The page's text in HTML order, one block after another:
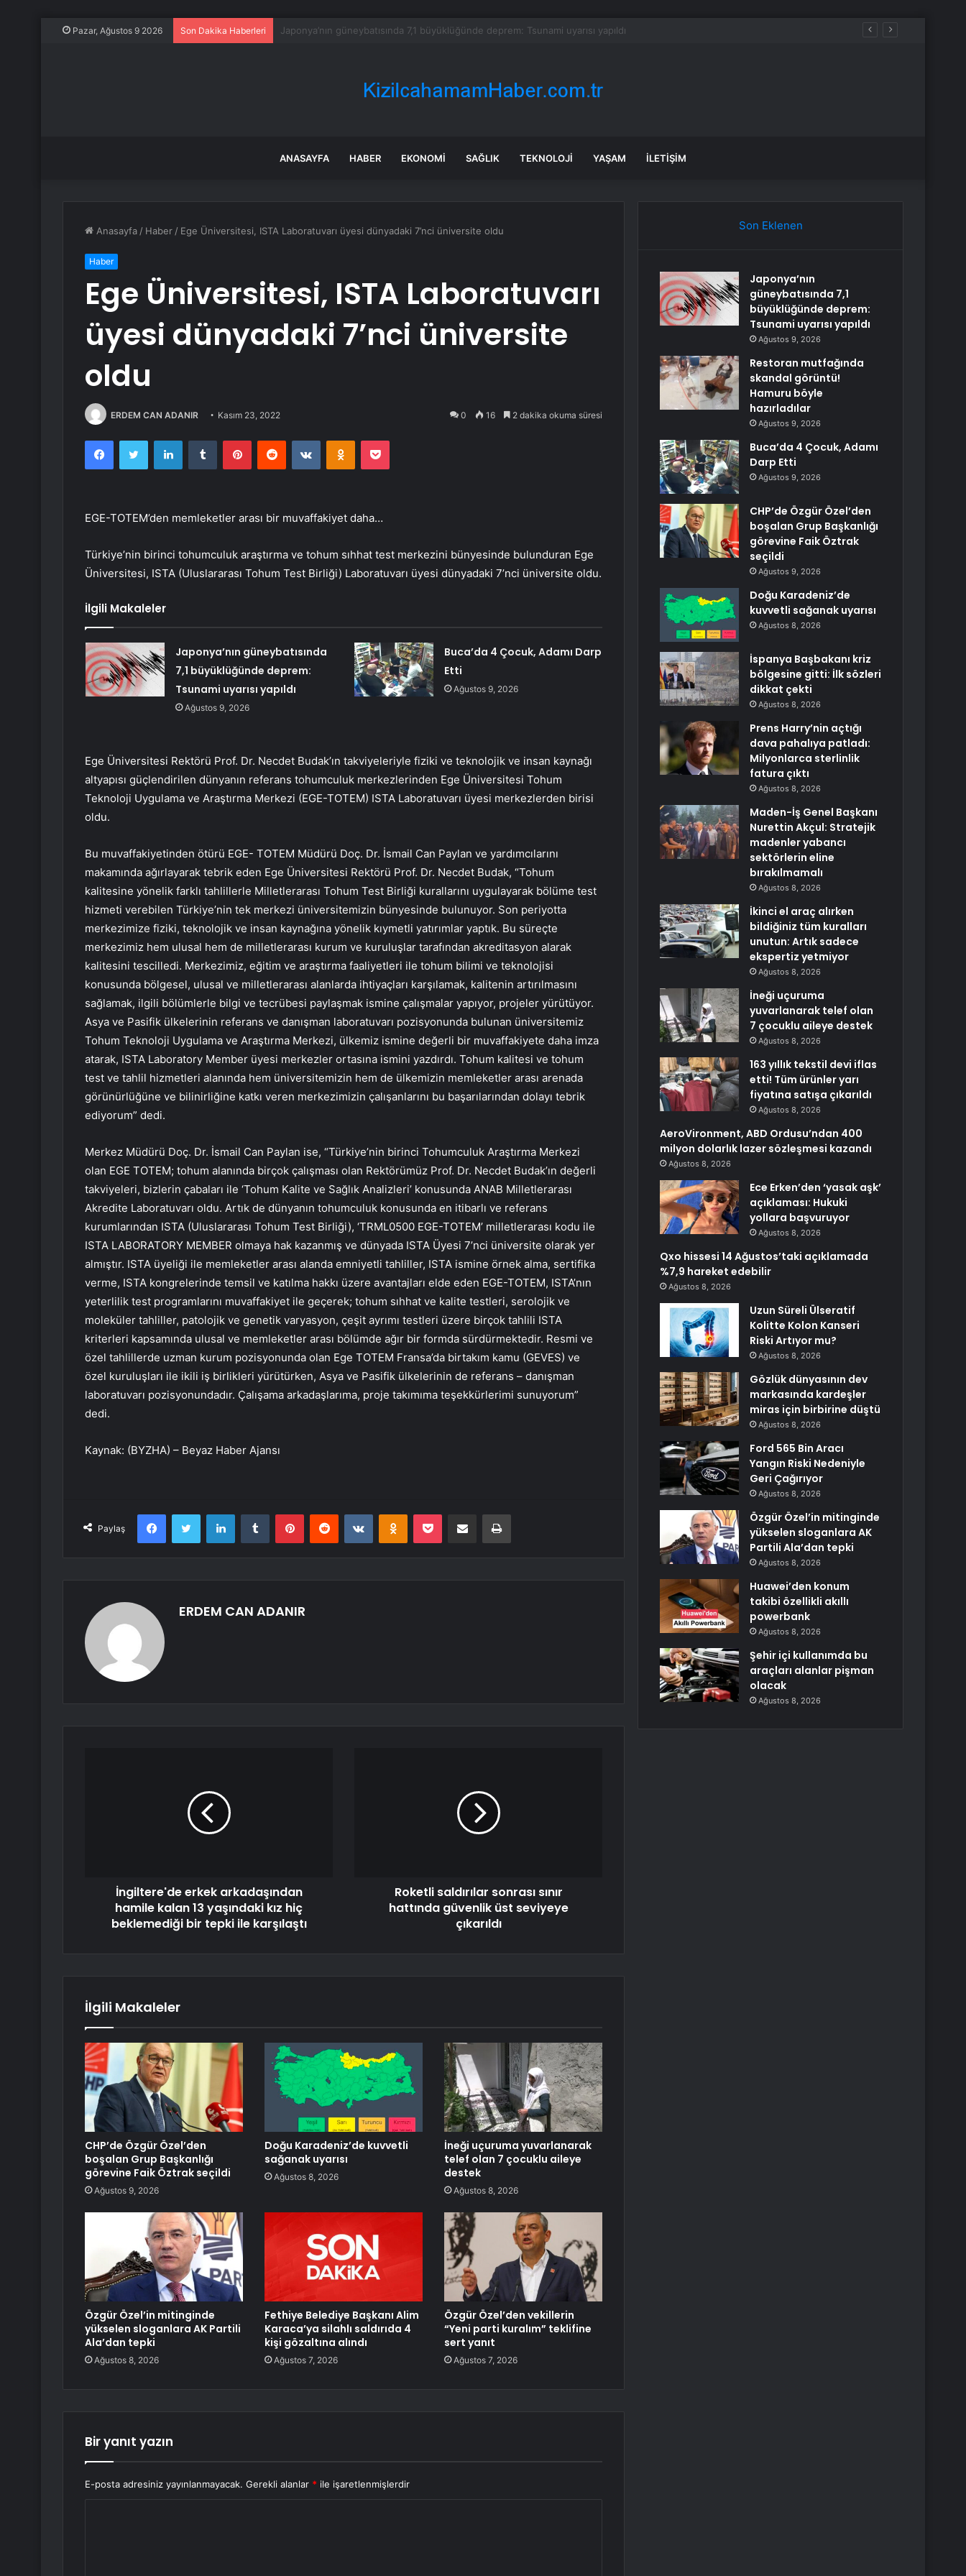
Pazar, Ağustos 9 2026 Son Dakika Haberleri Restoran mutfağında skandal görüntü! Hamuru böyle hazırladılar
ANASAYFA HABER EKONOMI SAĞLIK TEKNOLOJI YAŞAM İLETIŞIM
Anasayfa / Haber / Ege Üniversitesi, ISTA Laboratuvarı üyesi dünyadaki 7’nci üniversite oldu
Haber
Ege Üniversitesi, ISTA Laboratuvarı
üyesi dünyadaki 7’nci üniversite
oldu
ERDEM CAN ADANIR Kasım 23, 2022 0 16 2 dakika okuma süresi
FacebookTwitter LinkedInTumblr PinterestReddit VKontakteOdnoklassniki
Pocket
EGE-TOTEM’den memleketler arası bir muvaffakiyet daha…
Türkiye’nin birinci tohumculuk araştırma ve tohum sıhhat test merkezini bünyesinde bulunduran Ege
Üniversitesi, ISTA (Uluslararası Tohum Test Birliği) Laboratuvarı üyesi dünyadaki 7’nci üniversite oldu.
İlgili Makaleler
Japonya’nın güneybatısında
7,1 büyüklüğünde deprem:
Tsunami uyarısı yapıldı
Ağustos 9, 2026
Buca’da 4 Çocuk, Adamı Darp
Etti
Ağustos 9, 2026
Ege Üniversitesi Rektörü Prof. Dr. Necdet Budak’ın takviyeleriyle fiziki ve teknolojik ve insan kaynağı
altyapısı güçlendirilen dünyanın referans tohumculuk merkezlerinden Ege Üniversitesi Tohum
Teknoloji Uygulama ve Araştırma Merkezi (EGE-TOTEM) ISTA Laboratuvarı üyesi merkezlerden birisi
oldu.
Bu muvaffakiyetinden ötürü EGE- TOTEM Müdürü Doç. Dr. İsmail Can Paylan ve yardımcılarını
makamında ağırlayarak tebrik eden Ege Üniversitesi Rektörü Prof. Dr. Necdet Budak, “Tohum
kalitesine yönelik farklı tahlillerle Milletlerarası Tohum Test Birliği kurallarını uygulayarak bölüme test
hizmeti verebilen Türkiye’nin tek merkezi üniversitemizin bünyesinde bulunuyor. Son periyotta
merkezimize fiziki, teknolojik ve insan kaynağına yönelik kıymetli yatırımlar yaptık. Bu süreçte
merkezimiz hem ulusal hem de milletlerarası kurum ve kuruluşlar tarafından akreditasyon alarak
kalitesini tescilledi. Merkezimiz, eğitim ve araştırma faaliyetleri ile tohum bilimi ve teknolojisi
konusunda bölgesel, ulusal ve milletlerarası alanlarda ihtiyaçları karşılamak, kalitenin artırılmasını
sağlamak, ilgili bölümlerle bilgi ve tecrübesi paylaşmak ismine çalışmalar yapıyor, projeler yürütüyor.
Asya ve Pasifik ülkelerinin referans ve danışman laboratuvarı pozisyonunda bulunan üniversitemiz
Tohum Teknoloji Uygulama ve Araştırma Merkezi, ülkemiz ismine değerli bir muvaffakiyete daha imza
atarak, ISTA Laboratory Member üyesi merkezler ortasına ismini yazdırdı. Tohum kalitesi ve tohum
test ve tahlil hizmetleri alanında hem üniversitemizin hem de ülkemizin memleketler arası arenada
görünürlüğüne ve bilinirliğine katkı veren merkezimizin çalışanlarını bu başarılarından dolayı tebrik
ediyorum” dedi.
Merkez Müdürü Doç. Dr. İsmail Can Paylan ise, “Türkiye’nin birinci Tohumculuk Araştırma Merkezi
olan EGE TOTEM; tohum alanında birçok çalışması olan Rektörümüz Prof. Dr. Necdet Budak’ın değerli
takviyeleri, bizlerin çabaları ile ‘Tohum Kalite ve Sağlık Analizleri’ konusunda ANAB Milletlerarası
Akredite Laboratuvarı oldu. Artık de dünyanın tohumculuk konusunda en itibarlı ve referans
kurumlarından ISTA (Uluslararası Tohum Test Birliği), ‘TRML0500 EGE-TOTEM’ milletlerarası kodu ile
ISTA LABORATORY MEMBER olmaya hak kazanmış ve dünyada ISTA Üyesi 7’nci üniversite olarak yer
almıştır. ISTA üyeliği ile memleketler arası alanda emniyetli tahliller, ISTA ismine örnek alma, sertifika
verme, ISTA kongrelerinde temsil ve katılma hakkı üzere avantajları elde eden EGE-TOTEM, ISTA’nın
yeterlilik test programlarını muvaffakiyet ile geçerek; tohum sıhhat ve kalite testleri, serolojik ve
moleküler tahliller, patolojik ve genetik varyasyon, çeşit ayrımı testleri üzere birçok tahlili ISTA
kriterleri kapsamında ulusal ve memleketler arası bölümde ağır bir formda sürdürmektedir. Resmi ve
özel tahlillerde uzman kurum pozisyonunda olan Ege TOTEM Fransa’da birtakım kamu (GEVES) ve
özel kuruluşları ile ikili iş birlikleri yürütürken, Asya ve Pasifik ülkelerinin de referans – danışman
laboratuvarı pozisyonundadır. Çalışama arkadaşlarıma, proje takımıma teşekkürlerimi sunuyorum”
dedi.
Kaynak: (BYZHA) – Beyaz Haber Ajansı
Paylaş
FacebookTwitter LinkedInTumblr PinterestReddit VKontakteOdnoklassniki
Pocket E-Posta ile paylaş Yazdır
ERDEM CAN ADANIR
İngiltere'de erkek arkadaşından
hamile kalan 13 yaşındaki kız hiç
beklemediği bir tepki ile karşılaştı
Roketli saldırılar sonrası sınır
hattında güvenlik üst seviyeye
çıkarıldı
İlgili Makaleler
CHP’de Özgür Özel’den
boşalan Grup Başkanlığı
görevine Faik Öztrak seçildi
Ağustos 9, 2026
Doğu Karadeniz’de kuvvetli
sağanak uyarısı
Ağustos 8, 2026
İneği uçuruma yuvarlanarak
telef olan 7 çocuklu aileye
destek
Ağustos 8, 2026
Özgür Özel’in mitinginde
yükselen sloganlara AK Partili
Ala’dan tepki
Ağustos 8, 2026
Fethiye Belediye Başkanı Alim
Karaca’ya silahlı saldırıda 4
kişi gözaltına alındı
Ağustos 7, 2026
Özgür Özel’den vekillerin
“Yeni parti kuralım” teklifine
sert yanıt
Ağustos 7, 2026
Bir yanıt yazın
E-posta adresiniz yayınlanmayacak. Gerekli alanlar * ile işaretlenmişlerdir
Son Eklenen
Japonya’nın
güneybatısında 7,1
büyüklüğünde deprem:
Tsunami uyarısı yapıldı
Ağustos 9, 2026
Restoran mutfağında
skandal görüntü!
Hamuru böyle
hazırladılar
Ağustos 9, 2026
Buca’da 4 Çocuk, Adamı
Darp Etti
Ağustos 9, 2026
CHP’de Özgür Özel’den
boşalan Grup Başkanlığı
görevine Faik Öztrak
seçildi
Ağustos 9, 2026
Doğu Karadeniz’de
kuvvetli sağanak uyarısı
Ağustos 8, 2026
İspanya Başbakanı kriz
bölgesine gitti: İlk sözleri
dikkat çekti
Ağustos 8, 2026
Prens Harry’nin açtığı
dava pahalıya patladı:
Milyonlarca sterlinlik
fatura çıktı
Ağustos 8, 2026
Maden-İş Genel Başkanı
Nurettin Akçul: Stratejik
madenler yabancı
sektörlerin eline
bırakılmamalı
Ağustos 8, 2026
İkinci el araç alırken
bildiğiniz tüm kuralları
unutun: Artık sadece
ekspertiz yetmiyor
Ağustos 8, 2026
İneği uçuruma
yuvarlanarak telef olan
7 çocuklu aileye destek
Ağustos 8, 2026
163 yıllık tekstil devi iflas
etti! Tüm ürünler yarı
fiyatına satışa çıkarıldı
Ağustos 8, 2026
AeroVironment, ABD Ordusu’ndan 400
milyon dolarlık lazer sözleşmesi kazandı
Ağustos 8, 2026
Ece Erken’den ‘yasak aşk’
açıklaması: Hukuki
yollara başvuruyor
Ağustos 8, 2026
Qxo hissesi 14 Ağustos’taki açıklamada
%7,9 hareket edebilir
Ağustos 8, 2026
Uzun Süreli Ülseratif
Kolitte Kolon Kanseri
Riski Artıyor mu?
Ağustos 8, 2026
Gözlük dünyasının dev
markasında kardeşler
miras için birbirine düştü
Ağustos 8, 2026
Ford 565 Bin Aracı
Yangın Riski Nedeniyle
Geri Çağırıyor
Ağustos 8, 2026
Özgür Özel’in mitinginde
yükselen sloganlara AK
Partili Ala’dan tepki
Ağustos 8, 2026
Huawei’den konum
takibi özellikli akıllı
powerbank
Ağustos 8, 2026
Şehir içi kullanımda bu
araçları alanlar pişman
olacak
Ağustos 8, 2026